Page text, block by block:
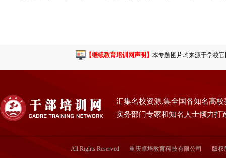
【继续教育培训网声明】 本专题图片均来源于学校
汇集名校资源,集全国各知名高校
实务部门专家和知名人士倾力打
All Rights Reserved 重庆卓培教育科技有限公司 版权